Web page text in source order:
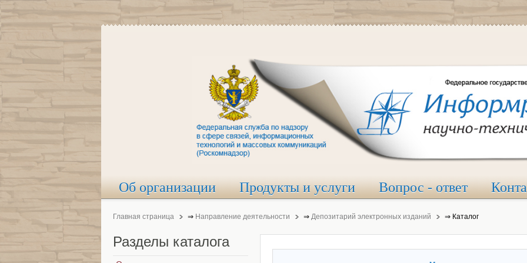
Об организации Продукты и услуги Вопрос - ответ
Главная страница ⇒ Направление деятельности ⇒ Депозитарий электронных изданий ⇒ Каталог
Разделы каталога